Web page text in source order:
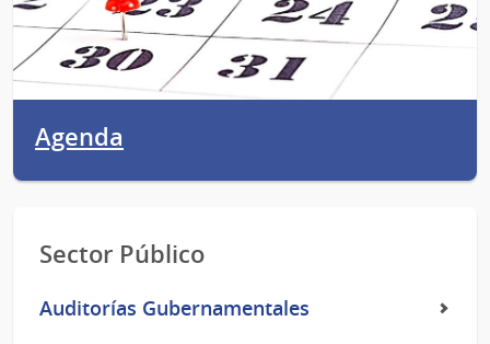
Agenda
Sector Público
Auditorías Gubernamentales